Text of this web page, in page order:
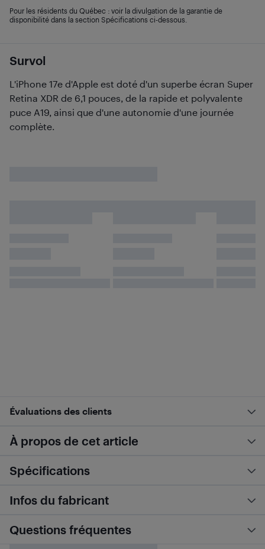
Survol
L'iPhone 17e d'Apple est doté d'un superbe écran Super
Retina XDR de 6,1 pouces, de la rapide et polyvalente
puce A19, ainsi que d'une autonomie d'une journée
complète.
Pour les résidents du Québec : voir la divulgation de la garantie de
disponibilité dans la section Spécifications ci-dessous.
Évaluations des clients
À propos de cet article
Spécifications
Infos du fabricant
Questions fréquentes